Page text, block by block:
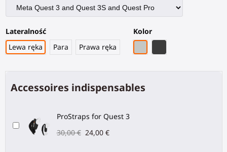
Lateralność
Lewa ręka
Para Prawa ręka
Kolor
Accessoires indispensables
ProStraps for Quest 3
30,00 € 24,00 €